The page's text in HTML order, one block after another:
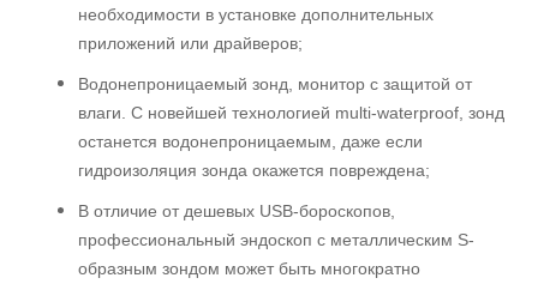
необходимости в установке дополнительных
приложений или драйверов;
Водонепроницаемый зонд, монитор с защитой от
влаги. С новейшей технологией multi-waterproof, зонд
останется водонепроницаемым, даже если
гидроизоляция зонда окажется повреждена;
В отличие от дешевых USB-бороскопов,
профессиональный эндоскоп с металлическим S-
образным зондом может быть многократно